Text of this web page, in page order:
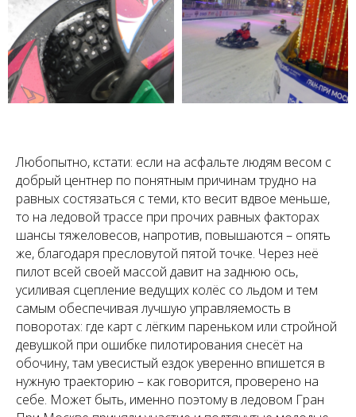
Любопытно, кстати: если на асфальте людям весом с
добрый центнер по понятным причинам трудно на
равных состязаться с теми, кто весит вдвое меньше,
то на ледовой трассе при прочих равных факторах
шансы тяжеловесов, напротив, повышаются – опять
же, благодаря пресловутой пятой точке. Через неё
пилот всей своей массой давит на заднюю ось,
усиливая сцепление ведущих колёс со льдом и тем
самым обеспечивая лучшую управляемость в
поворотах: где карт с лёгким пареньком или стройной
девушкой при ошибке пилотирования снесёт на
обочину, там увесистый ездок уверенно впишется в
нужную траекторию – как говорится, проверено на
себе. Может быть, именно поэтому в ледовом Гран